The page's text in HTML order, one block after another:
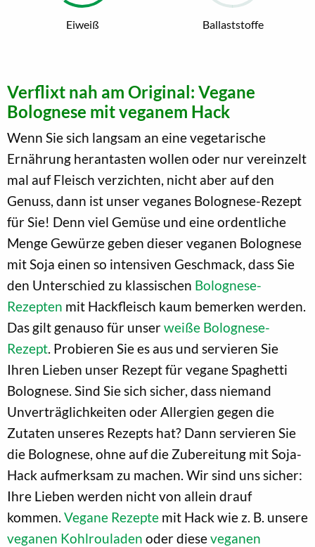
Eiweiß Ballaststoffe
Verflixt nah am Original: Vegane
Bolognese mit veganem Hack
Wenn Sie sich langsam an eine vegetarische
Ernährung herantasten wollen oder nur vereinzelt
mal auf Fleisch verzichten, nicht aber auf den
Genuss, dann ist unser veganes Bolognese-Rezept
für Sie! Denn viel Gemüse und eine ordentliche
Menge Gewürze geben dieser veganen Bolognese
mit Soja einen so intensiven Geschmack, dass Sie
den Unterschied zu klassischen Bolognese-
Rezepten mit Hackfleisch kaum bemerken werden.
Das gilt genauso für unserweiße Bolognese-
Rezept. Probieren Sie es aus und servieren Sie
Ihren Lieben unser Rezept für vegane Spaghetti
Bolognese. Sind Sie sich sicher, dass niemand
Unverträglichkeiten oder Allergien gegen die
Zutaten unseres Rezepts hat? Dann servieren Sie
die Bolognese, ohne auf die Zubereitung mit Soja-
Hack aufmerksam zu machen. Wir sind uns sicher:
Ihre Lieben werden nicht von allein drauf
kommen. Vegane Rezepte mit Hack wie z. B. unsere
veganen Kohlrouladen oder dieseveganen